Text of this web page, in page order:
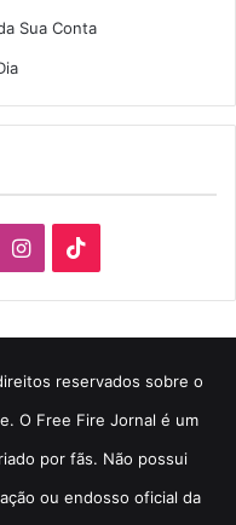
Sua Conta
Instagram
reservados sobre o
O Free Fire Jornal é um
por fãs. Não possui
ou endosso oficial da